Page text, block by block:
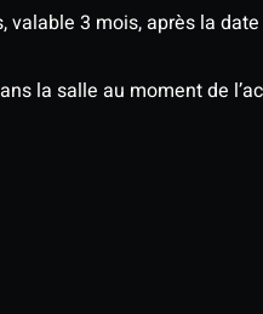
3 mois, après la
la salle au moment de